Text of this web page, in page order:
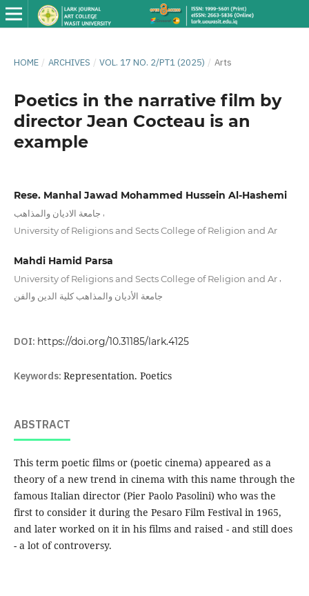
HOME / ARCHIVES / VOL. 17 NO. 2/PT1 (2025) / Arts
Poetics in the narrative film by
director Jean Cocteau is an
example
Rese. Manhal Jawad Mohammed Hussein Al-Hashemi
جامعة الاديان والمذاهب
University of Religions and Sects College of Religion and Ar
Mahdi Hamid Parsa
University of Religions and Sects College of Religion and Ar,
جامعة الأديان والمذاهب كلية الدین والفن
DOI: https://doi.org/10.31185/lark.4125
Keywords: Representation. Poetics
ABSTRACT
This term poetic films or (poetic cinema) appeared as a
theory of a new trend in cinema with this name through the
famous Italian director (Pier Paolo Pasolini) who was the
first to consider it during the Pesaro Film Festival in 1965,
and later worked on it in his films and raised - and still does
- a lot of controversy.